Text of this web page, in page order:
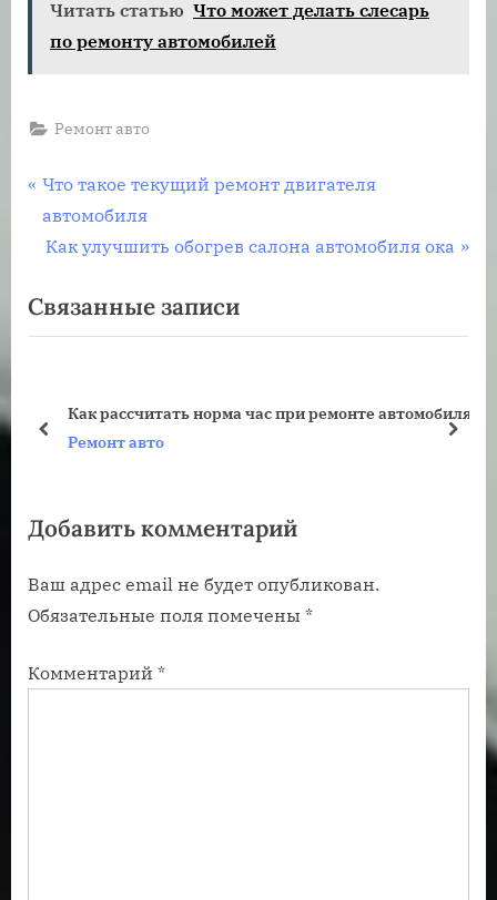
Читать статью Что может делать слесарь
по ремонту автомобилей
Ремонт авто
Навигация
по
П
р
е
ы
д
а
а
и
с
:
Что такое текущий ремонт двигателя
автомобиля
С
е
д
щ
з
п
и
ь
Как улучшить обогрев салона автомобиля ока
Связанные записи
Как рассчитать норма час при ремонте автомобиля
Ремонт авто
пред
Добавить комментарий
Ваш адрес email не будет опубликован.
Обязательные поля помечены *
Комментарий *